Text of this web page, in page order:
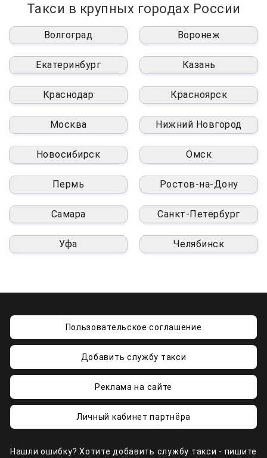
Такси в крупных городах России
Волгоград Воронеж
Екатеринбург Казань
Краснодар Красноярск
Москва Нижний Новгород
Новосибирск Омск
Пермь Ростов-на-Дону
Самара Санкт-Петербург
Уфа Челябинск
Пользовательское соглашение
Добавить службу такси
Реклама на сайте
Личный кабинет партнёра
Нашли ошибку? Хотите добавить службу такси - пишите